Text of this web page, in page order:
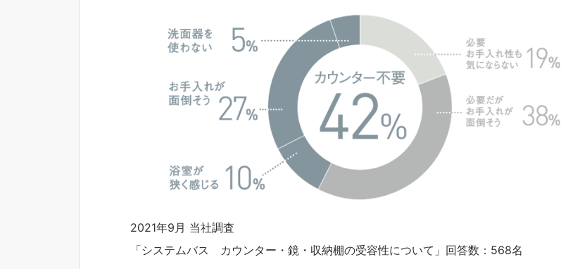
2021年9月 当社調査
「システムバス カウンター・鏡・収納棚の受容性について」回答数：568名